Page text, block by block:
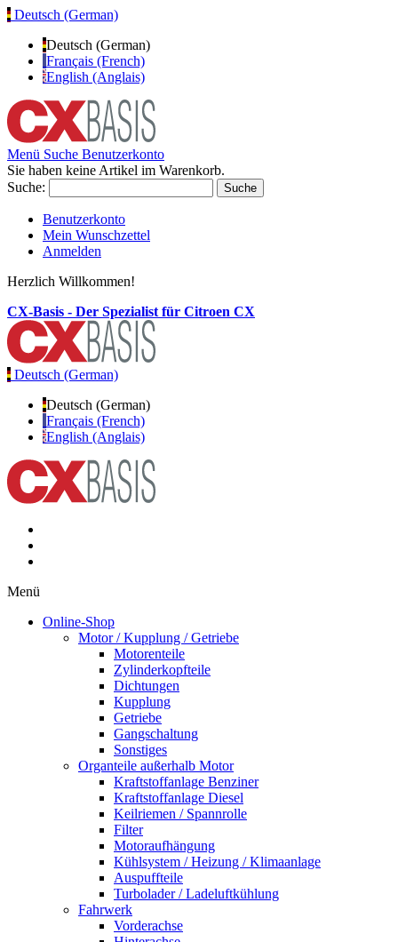
Deutsch (German)
Deutsch (German)
Français (French)
English (Anglais)
Menü Suche Benutzerkonto
Sie haben keine Artikel im Warenkorb.
Suche:
Suche
Benutzerkonto
Mein Wunschzettel
Anmelden
Herzlich Willkommen!
CX-Basis - Der Spezialist für Citroen CX
Deutsch (German)
Deutsch (German)
Français (French)
English (Anglais)
Menü
Online-Shop
Motor / Kupplung / Getriebe
Motorenteile
Zylinderkopfteile
Dichtungen
Kupplung
Getriebe
Gangschaltung
Sonstiges
Organteile außerhalb Motor
Kraftstoffanlage Benziner
Kraftstoffanlage Diesel
Keilriemen / Spannrolle
Filter
Motoraufhängung
Kühlsystem / Heizung / Klimaanlage
Auspuffteile
Turbolader / Ladeluftkühlung
Fahrwerk
Vorderachse